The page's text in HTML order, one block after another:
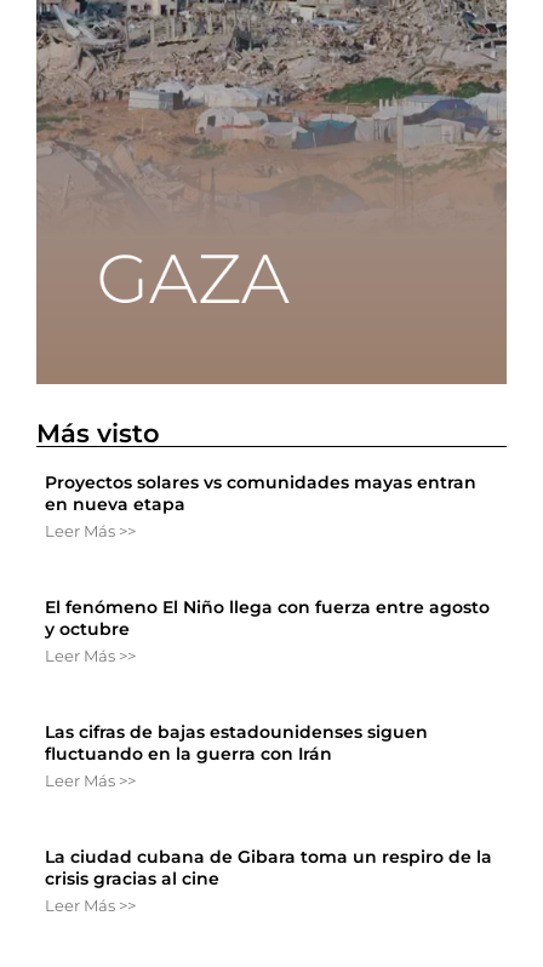
Más visto
Proyectos solares vs comunidades mayas entran
en nueva etapa
Leer Más >>
El fenómeno El Niño llega con fuerza entre agosto
y octubre
Leer Más >>
Las cifras de bajas estadounidenses siguen
fluctuando en la guerra con Irán
Leer Más >>
La ciudad cubana de Gibara toma un respiro de la
crisis gracias al cine
Leer Más >>